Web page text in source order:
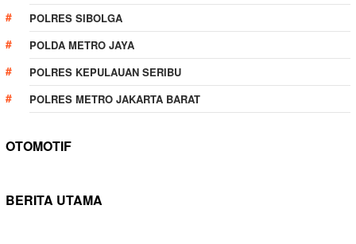
POLRES SIBOLGA
POLDA METRO JAYA
POLRES KEPULAUAN SERIBU
POLRES METRO JAKARTA BARAT
OTOMOTIF
BERITA UTAMA